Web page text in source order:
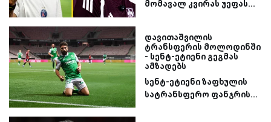
მომავალ კვირას უეფას...
დავითაშვილის
ტრანსფერის მოლოდინში
- სენტ-ეტიენი გეგმას
ამზადებს
სენტ-ეტიენი ზაფხულის
სატრანსფერო ფანჯრის...